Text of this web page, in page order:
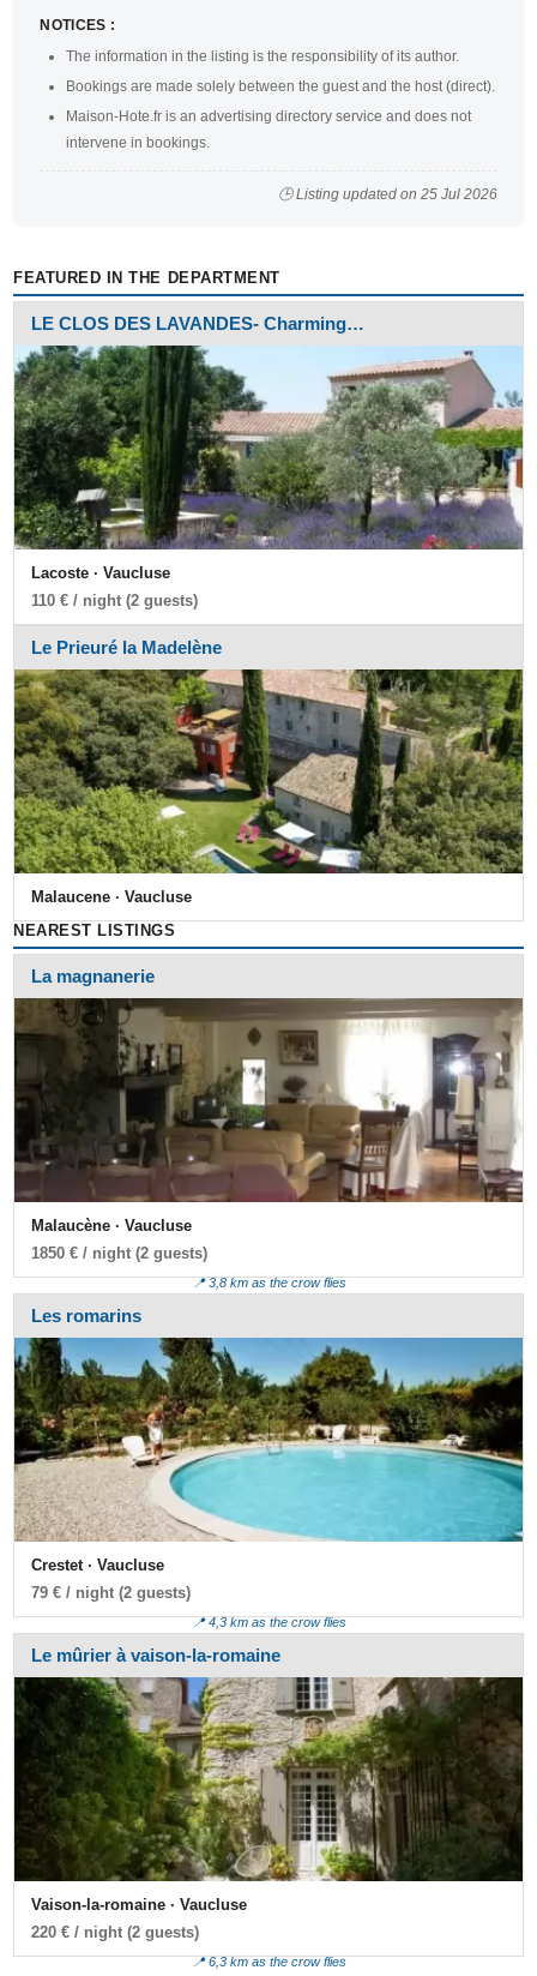
NOTICES :
The information in the listing is the responsibility of its author.
Bookings are made solely between the guest and the host (direct).
Maison-Hote.fr is an advertising directory service and does not
intervene in bookings.
🕒 Listing updated on 25 Jul 2026
FEATURED IN THE DEPARTMENT
LE CLOS DES LAVANDES- Charming…
Lacoste · Vaucluse
110 € / night (2 guests)
Le Prieuré la Madelène
Malaucene · Vaucluse
NEAREST LISTINGS
La magnanerie
Malaucène · Vaucluse
1850 € / night (2 guests)
📍 3,8 km as the crow flies
Les romarins
Crestet · Vaucluse
79 € / night (2 guests)
📍 4,3 km as the crow flies
Le mûrier à vaison-la-romaine
Vaison-la-romaine · Vaucluse
220 € / night (2 guests)
📍 6,3 km as the crow flies